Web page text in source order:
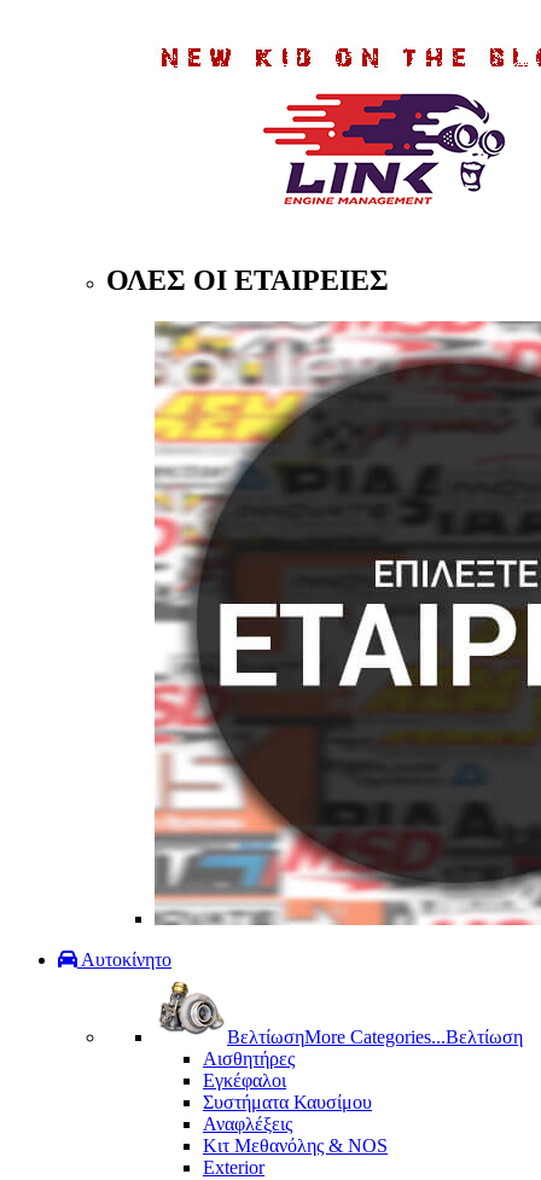
ΟΛΕΣ ΟΙ ΕΤΑΙΡΕΙΕΣ
Αυτοκίνητο
ΒελτίωσηMore Categories...Βελτίωση
Αισθητήρες
Εγκέφαλοι
Συστήματα Καυσίμου
Αναφλέξεις
Κιτ Μεθανόλης & ΝΟS
Exterior